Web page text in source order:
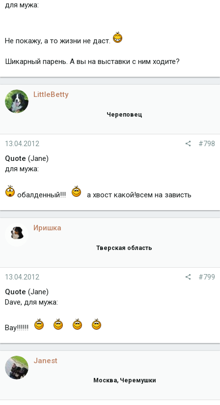
для мужа:
Не покажу, а то жизни не даст.
Шикарный парень. А вы на выставки с ним ходите?
LittleBetty
Череповец
13.04.2012 #798
Quote (Jane)
для мужа:
обалденный!!! а хвост какой!всем на зависть
Иришка
Тверская область
13.04.2012 #799
Quote (Jane)
Dave, для мужа:
Вау!!!!!!
Janest
Москва, Черемушки